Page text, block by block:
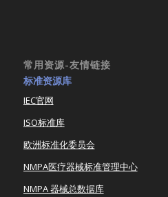
常用资源-友情链接
标准资源库
IEC官网
ISO标准库
欧洲标准化委员会
NMPA医疗器械标准管理中心
NMPA 器械总数据库